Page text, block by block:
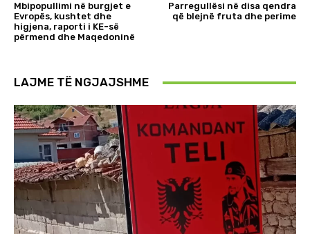
Mbipopullimi në burgjet e
Evropës, kushtet dhe
higjena, raporti i KE-së
përmend dhe Maqedoninë
Parregullësi në disa qendra
që blejnë fruta dhe perime
LAJME TË NGJAJSHME